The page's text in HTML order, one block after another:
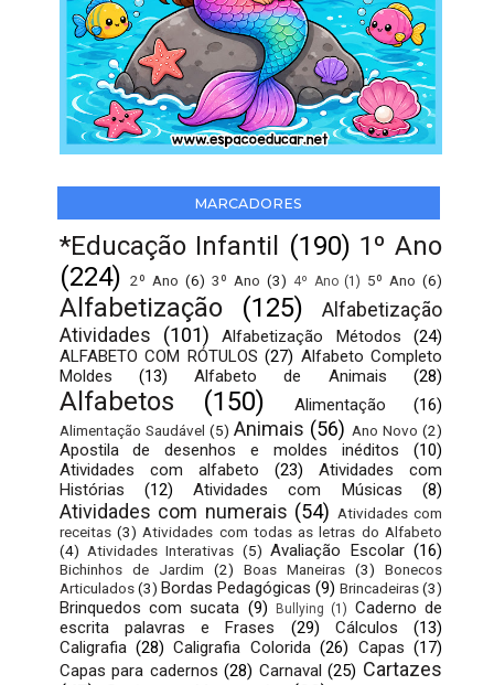
MARCADORES
*Educação Infantil (190) 1º Ano
(224) 2º Ano (6) 3º Ano (3) 4º Ano (1) 5º Ano (6)
Alfabetização (125)
Alfabetização
Atividades
(101) Alfabetização Métodos
(24)
ALFABETO COM RÓTULOS (27) Alfabeto Completo
Moldes
(13) Alfabeto de Animais (28)
Alfabetos (150) Alimentação (16)
Alimentação Saudável (5) Animais (56) Ano Novo (2)
Apostila de desenhos e moldes inéditos
(10)
Atividades com alfabeto
(23)
Atividades com
Histórias
(12) Atividades com Músicas (8)
Atividades com numerais (54) Atividades com
receitas (3) Atividades com todas as letras do Alfabeto
(4) Atividades Interativas (5) Avaliação Escolar (16)
Bichinhos de Jardim (2) Boas Maneiras (3)
Bonecos
Articulados (3) Bordas Pedagógicas (9) Brincadeiras(3)
Brinquedos com sucata (9) Bullying (1) Caderno de
escrita palavras e Frases
(29) Cálculos
(13)
Caligrafia (28) Caligrafia Colorida (26) Capas (17)
Capas para cadernos (28) Carnaval (25) Cartazes